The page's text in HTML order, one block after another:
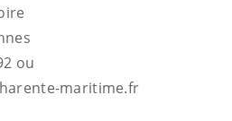
ou
maritime.fr